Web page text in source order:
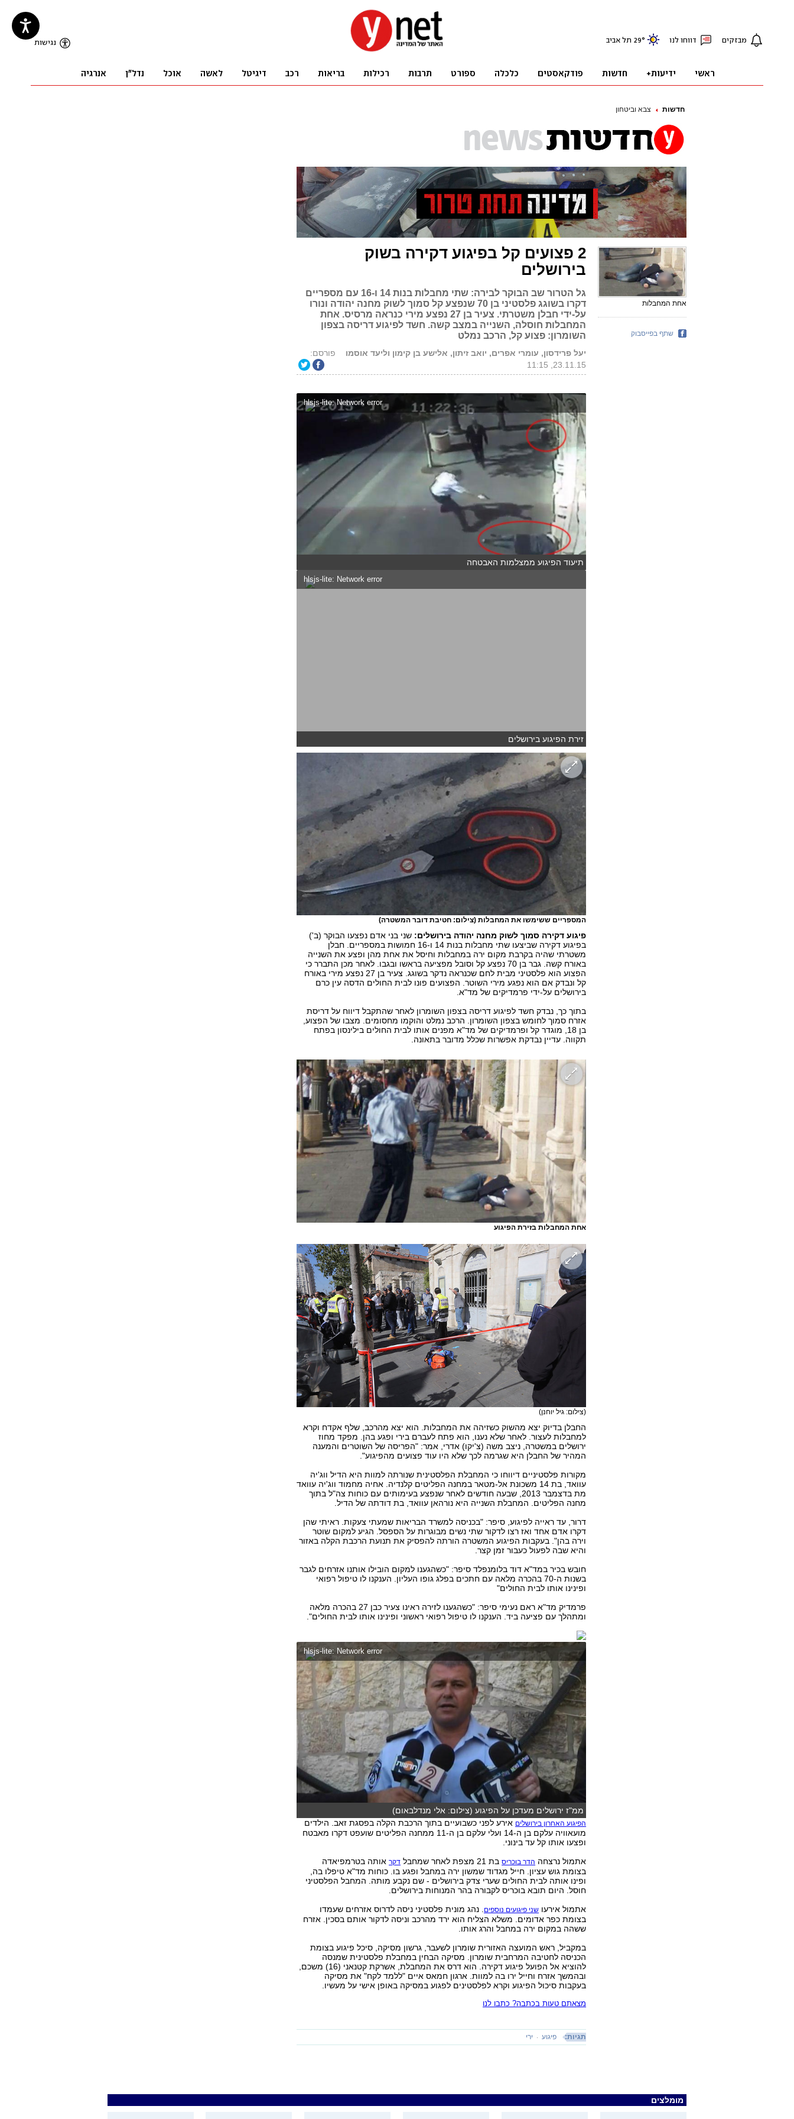
חדשות צבא וביטחון
2 פצועים קל בפיגוע דקירה בשוק
בירושלים
גל הטרור שב הבוקר לבירה: שתי מחבלות בנות 14 ו-16 עם מספריים
דקרו בשוגג פלסטיני בן 70 שנפצע קל סמוך לשוק מחנה יהודה ונורו
על-ידי חבלן משטרתי. צעיר בן 27 נפצע מירי כנראה מרסיס. אחת
המחבלות חוסלה, השנייה במצב קשה. חשד לפיגוע דריסה בצפון
השומרון: פצוע קל, הרכב נמלט
יעל פרידסון, עומרי אפרים, יואב זיתון, אלישע בן קימון וליעד אוסמו
פורסם:
23.11.15, 11:15
hlsjs-lite: Network error
תיעוד הפיגוע ממצלמות האבטחה
hlsjs-lite: Network error
זירת הפיגוע בירושלים
המספריים ששימשו את המחבלות (צילום: חטיבת דובר המשטרה)
פיגוע דקירה סמוך לשוק מחנה יהודה בירושלים: שני בני אדם נפצעו הבוקר (ב')
בפיגוע דקירה שביצעו שתי מחבלות בנות 14 ו-16 חמושות במספריים. חבלן
משטרתי שהיה בקרבת מקום ירה במחבלות וחיסל את אחת מהן ופצע את השנייה
באורח קשה. גבר בן 70 נפצע קל וסובל מפציעה בראשו ובגבו. לאחר מכן התברר כי
הפצוע הוא פלסטיני מבית לחם שכנראה נדקר בשוגג. צעיר בן 27 נפצע מירי באורח
קל ונבדק אם הוא נפגע מירי השוטר. הפצועים פונו לבית החולים הדסה עין כרם
בירושלים על-ידי פרמדיקים של מד"א.
בתוך כך, נבדק חשד לפיגוע דריסה בצפון השומרון לאחר שהתקבל דיווח על דריסת
אזרח סמוך לחומש בצפון השומרון. הרכב נמלט והוקמו מחסומים. מצבו של הפצוע,
בן 18, מוגדר קל ופרמדיקים של מד"א מפנים אותו לבית החולים בילינסון בפתח
תקווה. עדיין נבדקת אפשרות שכלל מדובר בתאונה.
אחת המחבלות בזירת הפיגוע
(צילום: גיל יוחנן)
החבלן בדיוק יצא מהשוק כשזיהה את המחבלות. הוא יצא מהרכב, שלף אקדח וקרא
למחבלות לעצור. לאחר שלא נענו, הוא פתח לעברם בירי ופגע בהן. מפקד מחוז
ירושלים במשטרה, ניצב משה (צ'יקו) אדרי, אמר: "הפריסה של השוטרים והמענה
המהיר של החבלן היא שגרמה לכך שלא היו עוד פצועים מהפיגוע".
מקורות פלסטיניים דיווחו כי המחבלת הפלסטינית שנורתה למוות היא הדיל ווג'יה
עוואד, בת 14 משכונת אל-מטאר במחנה הפליטים קלנדיה. אחיה מחמוד ווג'יה עוואד
מת בדצמבר 2013, שבעה חודשים לאחר שנפצע בעימותים עם כוחות צה"ל בתוך
מחנה הפליטים. המחבלת השנייה היא נורהאן עוואד, בת דודתה של הדיל.
דרור, עד ראייה לפיגוע, סיפר: "בכניסה למשרד הבריאות שמעתי צעקות. ראיתי שהן
דקרו אדם אחד ואז רצו לדקור שתי נשים מבוגרות על הספסל. הגיע למקום שוטר
וירה בהן". בעקבות הפיגוע המשטרה הורתה להפסיק את תנועת הרכבת הקלה באזור
והיא שבה לפעול כעבור זמן קצר.
חובש בכיר במד"א דוד בלומנפלד סיפר: "כשהגענו למקום הובילו אותנו אזרחים לגבר
בשנות ה-70 בהכרה מלאה עם חתכים בפלג גופו העליון. הענקנו לו טיפול רפואי
ופינינו אותו לבית החולים"
פרמדיק מד"א ראם נעימי סיפר: "כשהגענו לזירה ראינו צעיר כבן 27 בהכרה מלאה
ומתהלך עם פציעה ביד. הענקנו לו טיפול רפואי ראשוני ופינינו אותו לבית החולים".
hlsjs-lite: Network error
ממ"ז ירושלים מעדכן על הפיגוע (צילום: אלי מנדלבאום)
הפיגוע האחרון בירושלים אירע לפני כשבועיים בתוך הרכבת הקלה בפסגת זאב. הילדים
מועאוויה עלקם בן ה-14 ועלי עלקם בן ה-11 ממחנה הפליטים שועפט דקרו מאבטח
ופצעו אותו קל עד בינוני.
אתמול נרצחה הדר בוכריסבת 21 מצפת לאחר שמחבל דקראותה בטרמפיאדה
בצומת גוש עציון. חייל מגדוד שמשון ירה במחבל ופגע בו. כוחות מד"א טיפלו בה,
ופינו אותה לבית החולים שערי צדק בירושלים - שם נקבע מותה. המחבל הפלסטיני
חוסל. היום תובא בוכריס לקבורה בהר המנוחות בירושלים.
אתמול אירעו שני פיגועים נוספים
. נהג מונית פלסטיני ניסה לדרוס אזרחים שעמדו
בצומת כפר אדומים. משלא הצליח הוא ירד מהרכב וניסה לדקור אותם בסכין. אזרח
ששהה במקום ירה במחבל והרג אותו.
במקביל, ראש המועצה האזורית שומרון לשעבר, גרשון מסיקה, סיכל פיגוע בצומת
הכניסה לחטיבה המרחבית שומרון. מסיקה הבחין במחבלת פלסטינית שמנסה
להוציא אל הפועל פיגוע דקירה. הוא דרס את המחבלת, אשרקת קטנאני (16) משכם,
ובהמשך אזרח וחייל ירו בה למוות. ארגון חמאס איים "ללמד לקח" את מסיקה
בעקבות סיכול הפיגוע וקרא לפלסטינים לפגוע במסיקה באופן אישי על מעשיו.
מצאתם טעות בכתבה? כתבו לנו
תגיות: פיגוע ירי
אחת המחבלות
שתף בפייסבוק
מומלצים